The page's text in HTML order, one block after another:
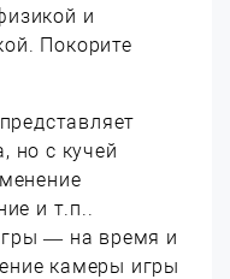
и
Покорите
но с кучей
и т.п..
— на время и
камеры игры